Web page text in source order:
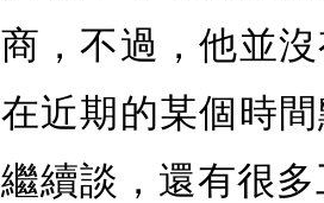
商，不過，他並
在近期的某個時
繼續談，還有很